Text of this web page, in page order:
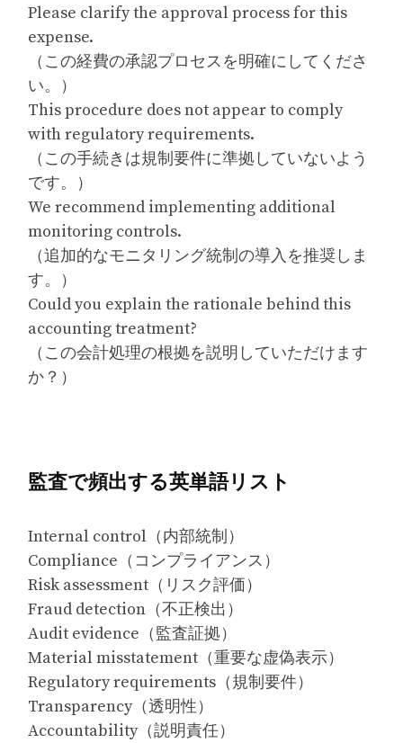
Please clarify the approval process for this
expense.
（この経費の承認プロセスを明確にしてくださ
い。）
This procedure does not appear to comply
with regulatory requirements.
（この手続きは規制要件に準拠していないよう
です。）
We recommend implementing additional
monitoring controls.
（追加的なモニタリング統制の導入を推奨しま
す。）
Could you explain the rationale behind this
accounting treatment?
（この会計処理の根拠を説明していただけます
か？）
監査で頻出する英単語リスト
Internal control（内部統制）
Compliance（コンプライアンス）
Risk assessment（リスク評価）
Fraud detection（不正検出）
Audit evidence（監査証拠）
Material misstatement（重要な虚偽表示）
Regulatory requirements（規制要件）
Transparency（透明性）
Accountability（説明責任）